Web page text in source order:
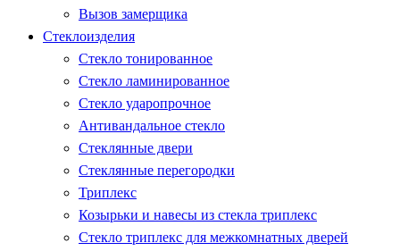
Вызов замерщика
Стеклоизделия
Стекло тонированное
Стекло ламинированное
Стекло ударопрочное
Антивандальное стекло
Стеклянные двери
Стеклянные перегородки
Триплекс
Козырьки и навесы из стекла триплекс
Стекло триплекс для межкомнатных дверей